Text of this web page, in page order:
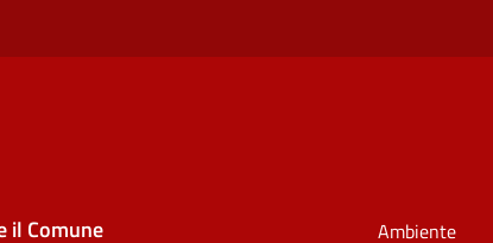
il Comune Ambiente